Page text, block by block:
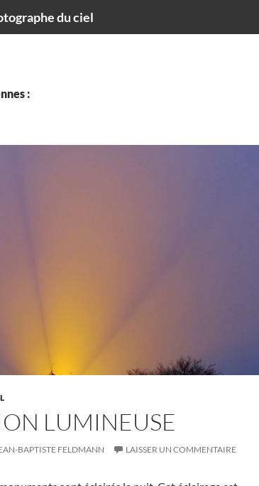
du ciel
:
LUMINEUSE
BAPTISTE FELDMANN LAISSER UN COMMENTAIRE